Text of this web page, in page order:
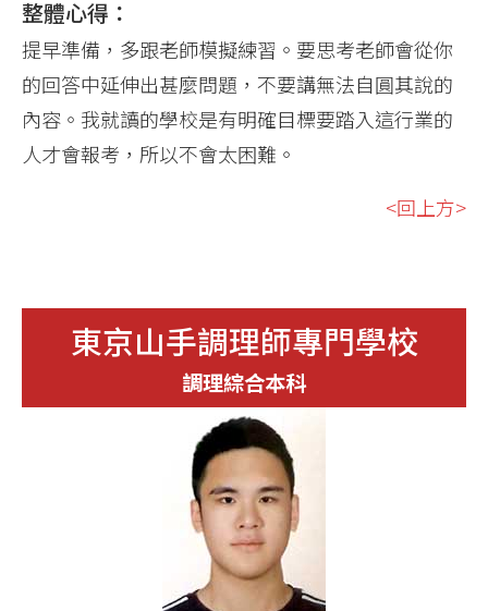
整體心得：
提早準備，多跟老師模擬練習。要思考老師會從你
的回答中延伸出甚麼問題，不要講無法自圓其說的
內容。我就讀的學校是有明確目標要踏入這行業的
人才會報考，所以不會太困難。
<回上方>
東京山手調理師專門學校
調理綜合本科